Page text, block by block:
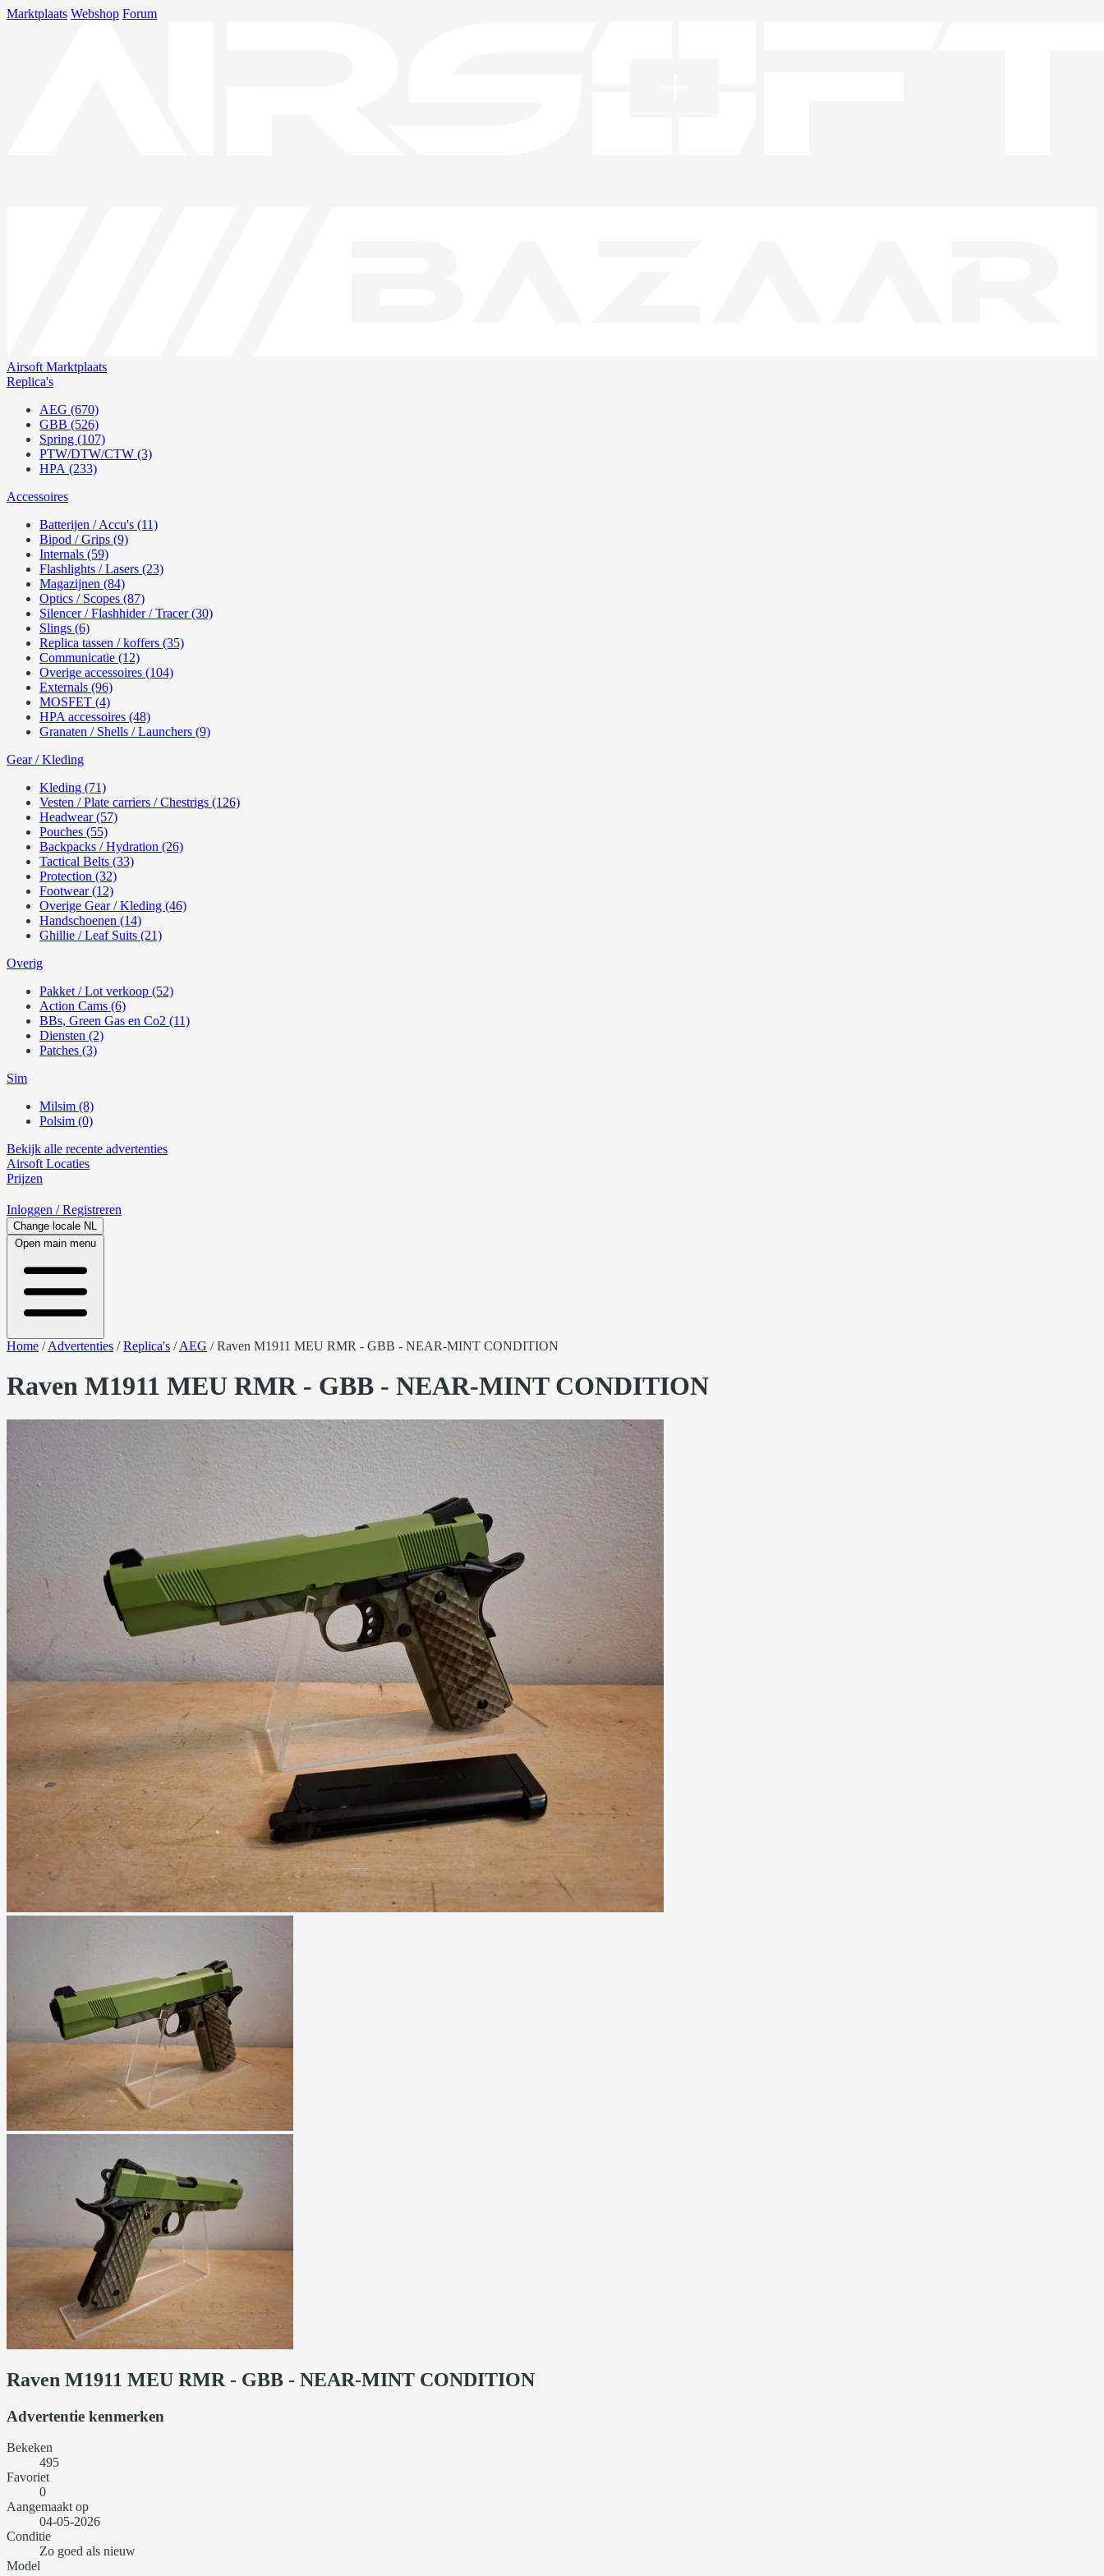
Marktplaats Webshop Forum
Airsoft Marktplaats
Replica's
AEG (670)
GBB (526)
Spring (107)
PTW/DTW/CTW (3)
HPA (233)
Accessoires
Batterijen / Accu's (11)
Bipod / Grips (9)
Internals (59)
Flashlights / Lasers (23)
Magazijnen (84)
Optics / Scopes (87)
Silencer / Flashhider / Tracer (30)
Slings (6)
Replica tassen / koffers (35)
Communicatie (12)
Overige accessoires (104)
Externals (96)
MOSFET (4)
HPA accessoires (48)
Granaten / Shells / Launchers (9)
Gear / Kleding
Kleding (71)
Vesten / Plate carriers / Chestrigs (126)
Headwear (57)
Pouches (55)
Backpacks / Hydration (26)
Tactical Belts (33)
Protection (32)
Footwear (12)
Overige Gear / Kleding (46)
Handschoenen (14)
Ghillie / Leaf Suits (21)
Overig
Pakket / Lot verkoop (52)
Action Cams (6)
BBs, Green Gas en Co2 (11)
Diensten (2)
Patches (3)
Sim
Milsim (8)
Polsim (0)
Bekijk alle recente advertenties
Airsoft Locaties
Prijzen
Inloggen / Registreren
Change locale NL
Open main menu
Home /Advertenties /Replica's /AEG /Raven M1911 MEU RMR - GBB - NEAR-MINT CONDITION
Raven M1911 MEU RMR - GBB - NEAR-MINT CONDITION
Raven M1911 MEU RMR - GBB - NEAR-MINT CONDITION
Advertentie kenmerken
Bekeken
495
Favoriet
0
Aangemaakt op
04-05-2026
Conditie
Zo goed als nieuw
Model